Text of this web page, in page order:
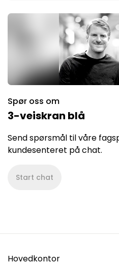
Spør oss om
3-veiskran blå
Send spørsmål til våre
kundesenteret på chat.
Start chat
Hovedkontor